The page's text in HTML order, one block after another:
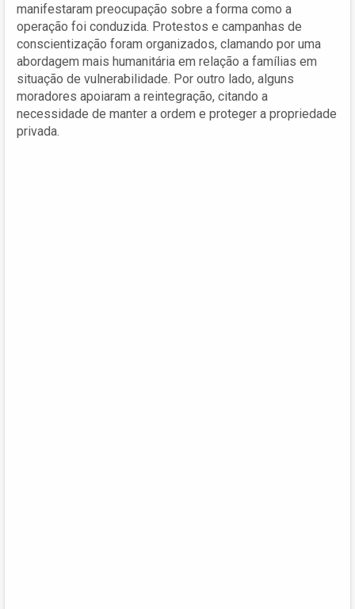
manifestaram preocupação sobre a forma como a
operação foi conduzida. Protestos e campanhas de
conscientização foram organizados, clamando por uma
abordagem mais humanitária em relação a famílias em
situação de vulnerabilidade. Por outro lado, alguns
moradores apoiaram a reintegração, citando a
necessidade de manter a ordem e proteger a propriedade
privada.